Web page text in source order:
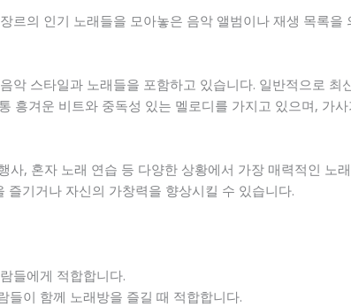
의 인기 노래들을 모아놓은 음악 앨범이나 재생 목록을
스타일과 노래들을 포함하고 있습니다. 일반적으로 최
흥겨운 비트와 중독성 있는 멜로디를 가지고 있으며, 가
, 혼자 노래 연습 등 다양한 상황에서 가장 매력적인 노
기거나 자신의 가창력을 향상시킬 수 있습니다.
들에게 적합합니다.
들이 함께 노래방을 즐길 때 적합합니다.